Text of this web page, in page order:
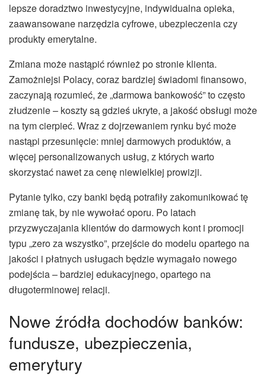
lepsze doradztwo inwestycyjne, indywidualna opieka,
zaawansowane narzędzia cyfrowe, ubezpieczenia czy
produkty emerytalne.
Zmiana może nastąpić również po stronie klienta.
Zamożniejsi Polacy, coraz bardziej świadomi finansowo,
zaczynają rozumieć, że „darmowa bankowość” to często
złudzenie – koszty są gdzieś ukryte, a jakość obsługi może
na tym cierpieć. Wraz z dojrzewaniem rynku być może
nastąpi przesunięcie: mniej darmowych produktów, a
więcej personalizowanych usług, z których warto
skorzystać nawet za cenę niewielkiej prowizji.
Pytanie tylko, czy banki będą potrafiły zakomunikować tę
zmianę tak, by nie wywołać oporu. Po latach
przyzwyczajania klientów do darmowych kont i promocji
typu „zero za wszystko”, przejście do modelu opartego na
jakości i płatnych usługach będzie wymagało nowego
podejścia – bardziej edukacyjnego, opartego na
długoterminowej relacji.
Nowe źródła dochodów banków:
fundusze, ubezpieczenia,
emerytury